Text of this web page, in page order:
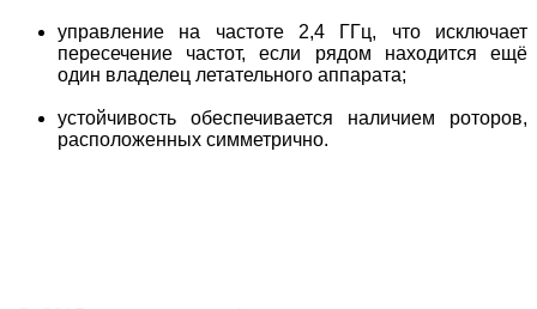
управление на частоте 2,4 ГГц, что исключает
пересечение частот, если рядом находится ещё
один владелец летательного аппарата;
устойчивость обеспечивается наличием роторов,
расположенных симметрично.